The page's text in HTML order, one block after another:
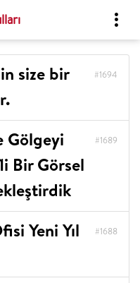
size bir
#1694
Gölgeyi
Bir Görsel
#1689
Yeni Yıl
#1688